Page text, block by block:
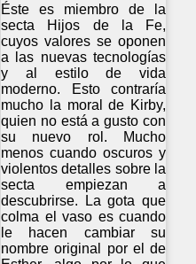
Éste es miembro de la
secta Hijos de la Fe,
cuyos valores se oponen
a las nuevas tecnologías
y al estilo de vida
moderno. Esto contraría
mucho la moral de Kirby,
quien no está a gusto con
su nuevo rol. Mucho
menos cuando oscuros y
violentos detalles sobre la
secta empiezan a
descubrirse. La gota que
colma el vaso es cuando
le hacen cambiar su
nombre original por el de